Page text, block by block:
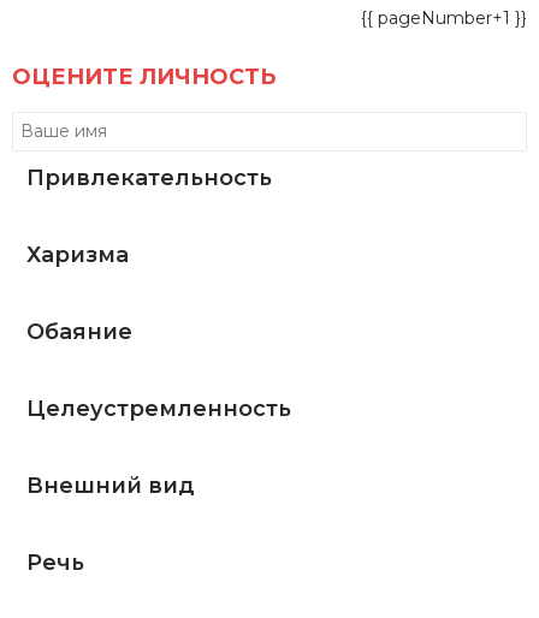
{{ pageNumber+1 }}
ОЦЕНИТЕ ЛИЧНОСТЬ
Привлекательность
Харизма
Обаяние
Целеустремленность
Внешний вид
Речь